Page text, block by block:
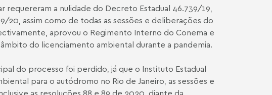
requereram a nulidade do Decreto Estadual 46.739/19,
20, assim como de todas as sessões e deliberações do
aprovou o Regimento Interno do Conema e
do licenciamento ambiental durante a pandemia.
do processo foi perdido, já que o Instituto Estadual
para o autódromo no Rio de Janeiro, as sessões e
as resoluções 88 e 89 de 2020, diante da